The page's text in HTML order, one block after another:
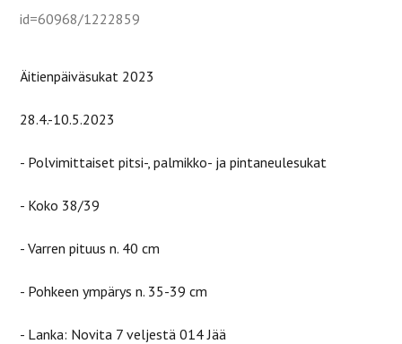
id=60968/1222859
Äitienpäiväsukat 2023
28.4.-10.5.2023
- Polvimittaiset pitsi-, palmikko- ja pintaneulesukat
- Koko 38/39
- Varren pituus n. 40 cm
- Pohkeen ympärys n. 35-39 cm
- Lanka: Novita 7 veljestä 014 Jää